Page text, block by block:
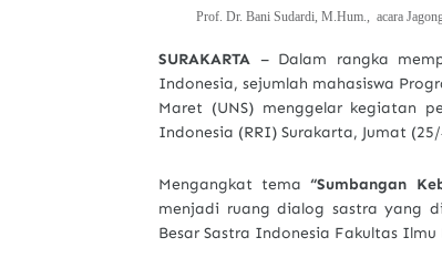
Prof. Dr. Bani Sudardi, M.Hum., acara
SURAKARTA – Dalam rangka
Indonesia, sejumlah mahasiswa
Maret (UNS) menggelar kegiatan
Indonesia (RRI) Surakarta, Jumat
Mengangkat tema“Sumbangan
menjadi ruang dialog sastra yang
Besar Sastra Indonesia Fakultas